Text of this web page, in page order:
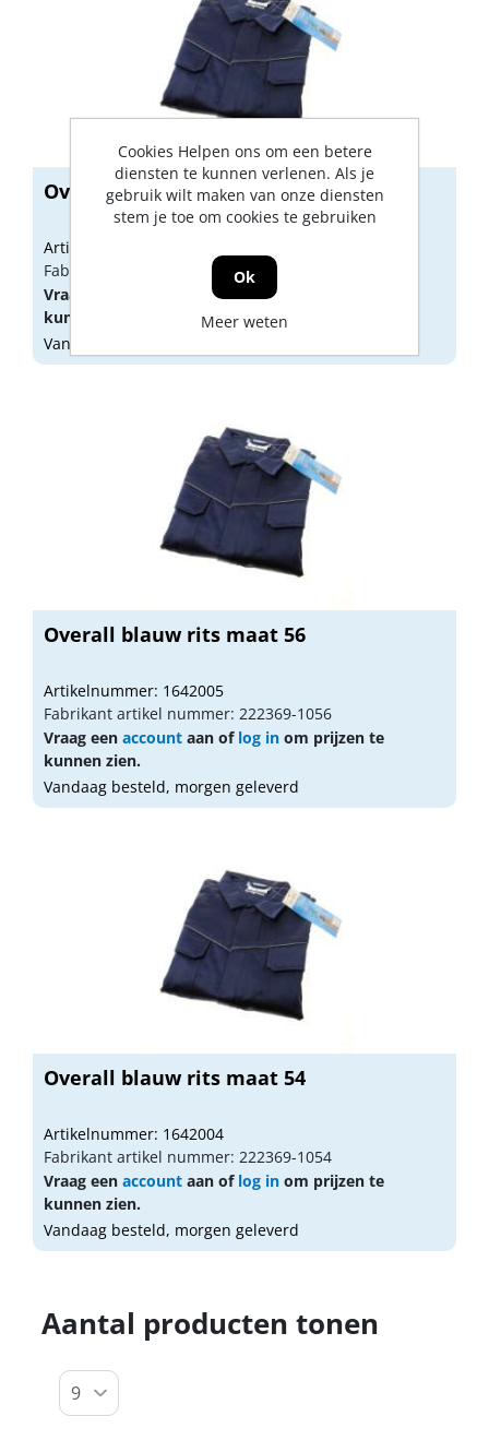
Overall blauw rits maat 60
Artikelnummer: 1642007
Fabrikant artikel nummer: 222369-1060
Vraag een
aan of log in
kunnen zien.
Vandaag besteld, morgen geleverd
Overall blauw rits maat 56
Artikelnummer: 1642005
Fabrikant artikel nummer: 222369-1056
Vraag een account aan of log in om prijzen te
kunnen zien.
Vandaag besteld, morgen geleverd
Overall blauw rits maat 54
Artikelnummer: 1642004
Fabrikant artikel nummer: 222369-1054
Vraag een account aan of log in om prijzen te
kunnen zien.
Vandaag besteld, morgen geleverd
Aantal producten tonen
Cookies Helpen ons om een betere
diensten te kunnen verlenen. Als je
gebruik wilt maken van onze diensten
stem je toe om cookies te gebruiken
Ok
Meer weten